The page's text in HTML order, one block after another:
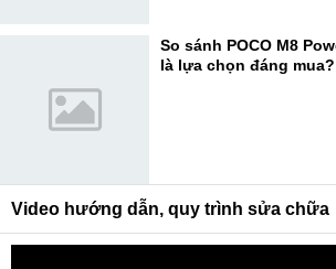
So sánh POCO M8
là lựa chọn đáng mua?
Video hướng dẫn, quy trình sửa chữa